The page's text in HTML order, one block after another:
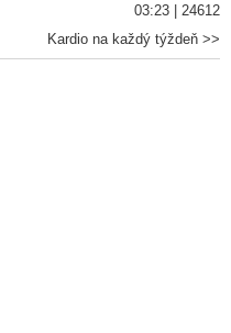
03:23 | 24612
Kardio na každý týždeň >>